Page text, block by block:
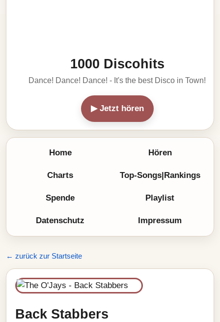
1000 Discohits
Dance! Dance! Dance! - It's the best Disco in Town!
▶ Jetzt hören
Home Hören
Charts Top-Songs|Rankings
Spende Playlist
Datenschutz Impressum
← zurück zur Startseite
Back Stabbers